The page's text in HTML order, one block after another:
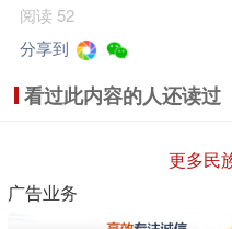
阅读 52
分享到
看过此内容的人还读过
更多民
广告业务